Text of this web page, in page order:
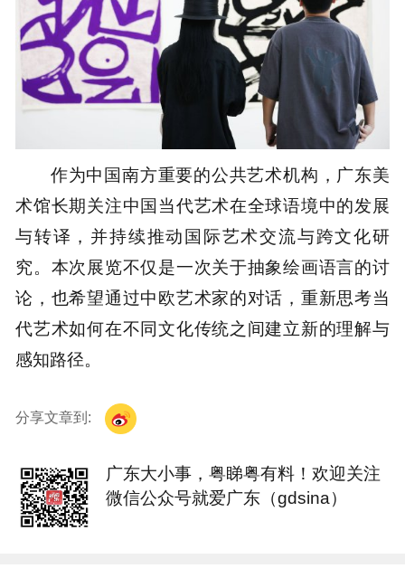
作为中国南方重要的公共艺术机构，广东美
术馆长期关注中国当代艺术在全球语境中的发展
与转译，并持续推动国际艺术交流与跨文化研
究。本次展览不仅是一次关于抽象绘画语言的讨
论，也希望通过中欧艺术家的对话，重新思考当
代艺术如何在不同文化传统之间建立新的理解与
感知路径。
分享文章到:
广东大小事，粤睇粤有料！欢迎关注
微信公众号就爱广东（gdsina）